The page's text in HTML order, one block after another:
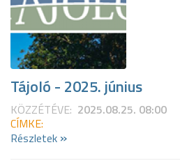
Tájoló - 2025. június
KÖZZÉTÉVE: 2025.08.25. 08:00
CÍMKE:
Részletek »